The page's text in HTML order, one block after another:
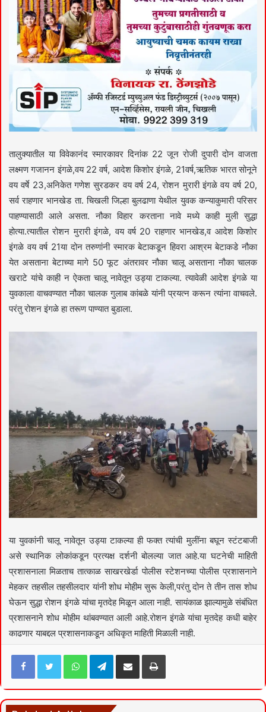
तालुक्यातील या विवेकानंद स्मारकावर दिनांक 22 जून रोजी दुपारी दोन वाजता
लक्ष्मण गजानन इंगळे,वय 22 वर्ष, आदेश किशोर इंगळे, 21वर्ष,ऋतिक भारत सोनूने
वय वर्षे 23,अनिकेत गणेश सुरडकर वय वर्ष 24, रोशन मुरारी इंगळे वय वर्ष 20,
सर्व राहणार भानखेड ता. चिखली जिल्हा बुलढाणा येथील युवक कन्याकुमारी परिसर
पाहण्यासाठी आले असता. नौका विहार करताना नावे मध्ये काही मुली सुद्धा
होत्या.त्यातील रोशन मुरारी इंगळे, वय वर्ष 20 राहणार भानखेड,व आदेश किशोर
इंगळे वय वर्ष 21या दोन तरुणांनी स्मारक बेटाकडून हिवरा आश्रम बेटाकडे नौका
येत असताना बेटाच्या मागे 50 फूट अंतरावर नौका चालू असताना नौका चालक
खराटे यांचे काही न ऐकता चालू नावेतून उड्या टाकल्या. त्यावेळी आदेश इंगळे या
युवकाला वाचवण्यात नौका चालक गुलाब कांबळे यांनी प्रयत्न करून त्यांना वाचवले.
परंतु रोशन इंगळे हा तरूण पाण्यात बुडाला.
या युवकांनी चालू नावेतून उड्या टाकल्या ही फक्त त्यांची मुलींना बघून स्टंटबाजी
असे स्थानिक लोकांकडून प्रत्यक्ष दर्शनी बोलल्या जात आहे.या घटनेची माहिती
प्रशासनाला मिळताच तात्काळ साखरखेर्डा पोलीस स्टेशनच्या पोलीस प्रशासनाने
मेहकर तहसील तहसीलदार यांनी शोध मोहीम सुरू केली,परंतु दोन ते तीन तास शोध
घेऊन सुद्धा रोशन इंगळे यांचा मृतदेह मिळून आला नाही. सायंकाळ झाल्यामुळे संबंधित
प्रशासनाने शोध मोहीम थांबवण्यात आली आहे.रोशन इंगळे यांचा मृतदेह कधी बाहेर
काढणार याबद्दल प्रशासनाकडून अधिकृत माहिती मिळाली नाही.
FacebookTwitterWhatsAppTelegramShare via Email Print